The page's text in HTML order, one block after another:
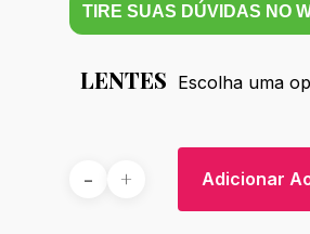
TIRE SUAS DÚVIDAS NO
LENTES
Adicionar